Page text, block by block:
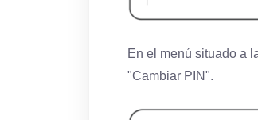
En el menú situado a
"Cambiar PIN".